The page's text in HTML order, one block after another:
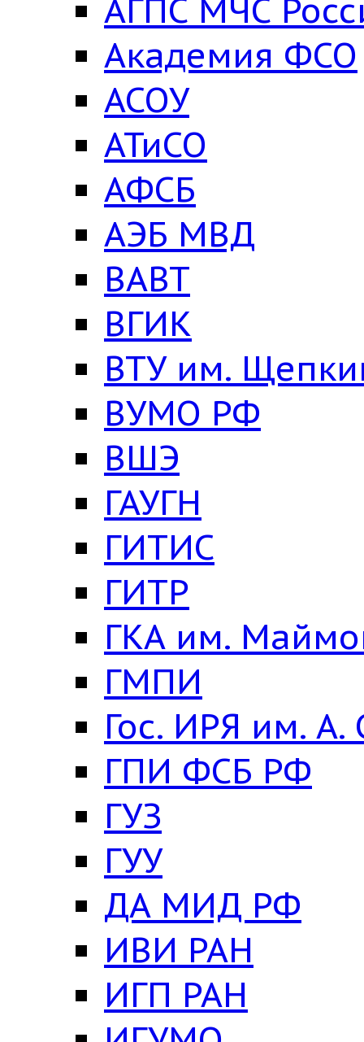
АГПС МЧС
Академия ФСО
АСОУ
АТиСО
АФСБ
АЭБ МВД
ВАВТ
ВГИК
ВТУ им.
ВУМО РФ
ВШЭ
ГАУГН
ГИТИС
ГИТР
ГКА им.
ГМПИ
Гос. ИРЯ им.
ГПИ ФСБ РФ
ГУЗ
ГУУ
ДА МИД РФ
ИВИ РАН
ИГП РАН